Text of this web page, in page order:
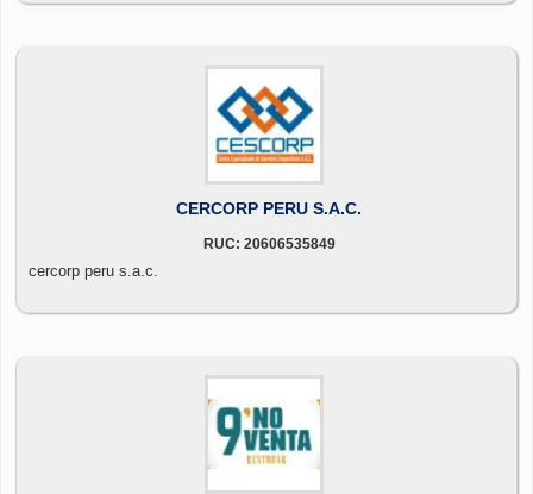
CERCORP PERU S.A.C.
RUC: 20606535849
cercorp peru s.a.c.